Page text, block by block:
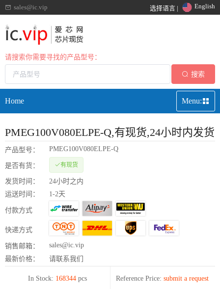
sales@ic.vip 选择语言 | English
请搜索你需要寻找的产品型号：
搜索
Home Menu:
PMEG100V080ELPE-Q,有现货,24小时内发货
产品型号： PMEG100V080ELPE-Q
是否有货： 有现货
发货时间：
24小时之内
运送时间：
1-2天
付款方式
快递方式
销售邮箱：
sales@ic.vip
最新价格：
请联系我们
In Stock: 168344 pcs Reference Price: submit a request